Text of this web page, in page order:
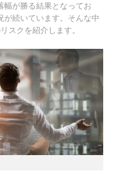
幅が勝る結果となってお
が続いています。そんな中
スクを紹介します。